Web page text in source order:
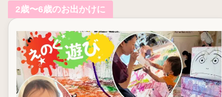
2歳〜6歳のお出かけに